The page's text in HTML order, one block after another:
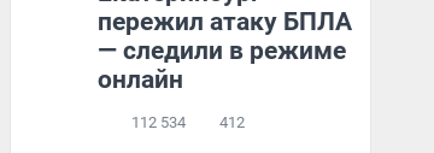
пережил атаку БПЛА
— следили в режиме
онлайн
112 534 412